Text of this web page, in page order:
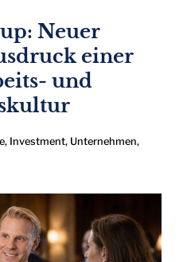
Neuer
einer
und
, Investment, Unternehmen,